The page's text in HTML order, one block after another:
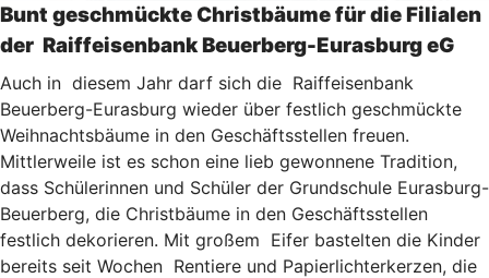
Bunt geschmückte Christbäume für die Filialen
der Raiffeisenbank Beuerberg-Eurasburg eG
Auch in diesem Jahr darf sich die Raiffeisenbank
Beuerberg-Eurasburg wieder über festlich geschmückte
Weihnachtsbäume in den Geschäftsstellen freuen.
Mittlerweile ist es schon eine lieb gewonnene Tradition,
dass Schülerinnen und Schüler der Grundschule Eurasburg-
Beuerberg, die Christbäume in den Geschäftsstellen
festlich dekorieren. Mit großem Eifer bastelten die Kinder
bereits seit Wochen Rentiere und Papierlichterkerzen, die